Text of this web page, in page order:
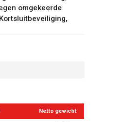
omgekeerde
Netto gewicht